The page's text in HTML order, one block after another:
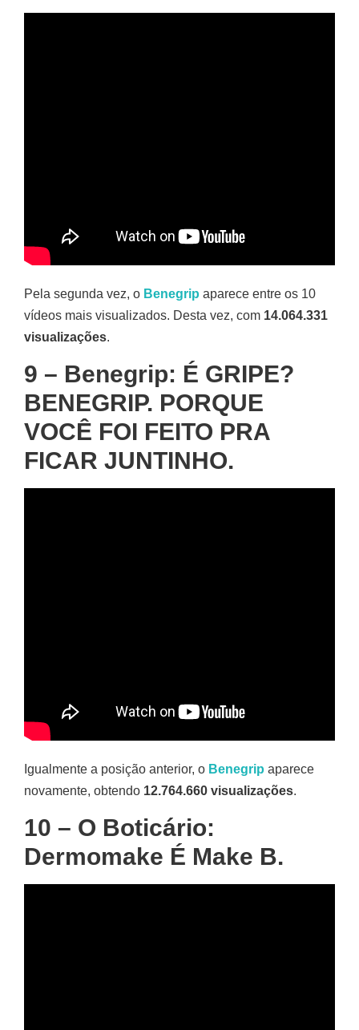
Pela segunda vez, o Benegrip aparece entre os 10
vídeos mais visualizados. Desta vez, com 14.064.331
visualizações.
9 – Benegrip: É GRIPE?
BENEGRIP. PORQUE
VOCÊ FOI FEITO PRA
FICAR JUNTINHO.
Igualmente a posição anterior, o Benegrip aparece
novamente, obtendo 12.764.660 visualizações.
10 – O Boticário:
Dermomake É Make B.​